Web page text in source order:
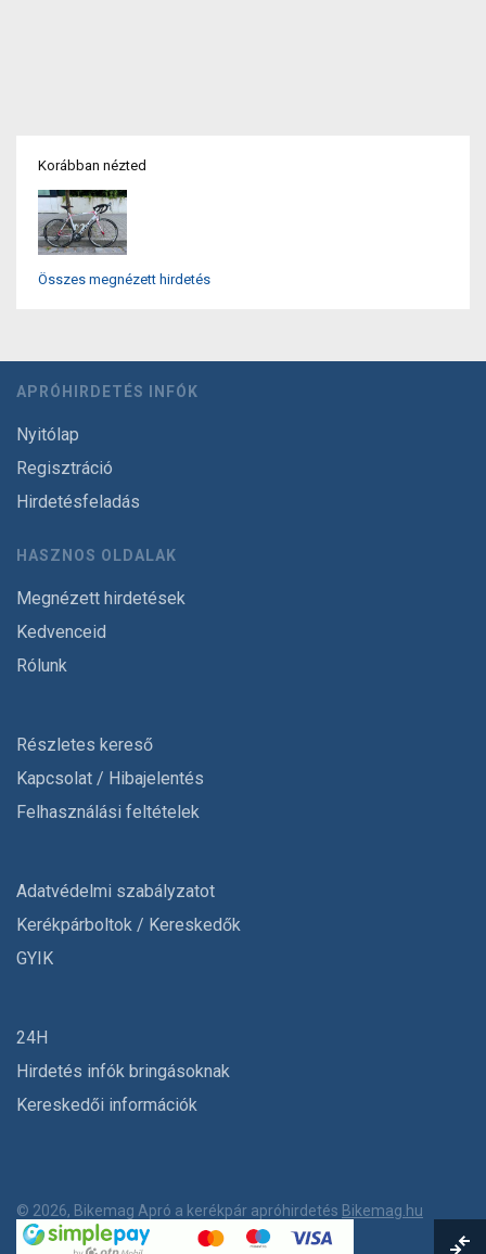
Korábban nézted
Összes megnézett hirdetés
APRÓHIRDETÉS INFÓK
Nyitólap
Regisztráció
Hirdetésfeladás
HASZNOS OLDALAK
Megnézett hirdetések
Kedvenceid
Rólunk
Részletes kereső
Kapcsolat / Hibajelentés
Felhasználási feltételek
Adatvédelmi szabályzatot
Kerékpárboltok / Kereskedők
GYIK
24H
Hirdetés infók bringásoknak
Kereskedői információk
© 2026, Bikemag Apró a kerékpár apróhirdetés Bikemag.hu